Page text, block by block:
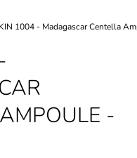
1004 - Madagascar Centella
-